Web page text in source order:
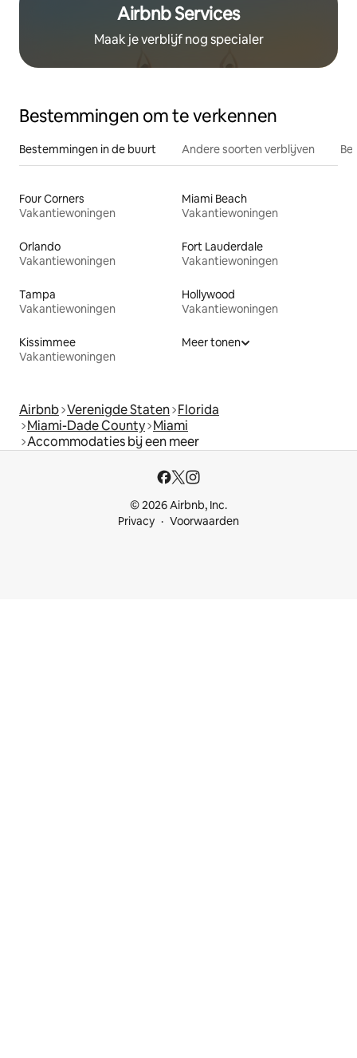
Airbnb Services
Maak je verblijf nog specialer
Bestemmingen om te verkennen
Bestemmingen in de buurt Andere soorten verblijven
Four Corners
Vakantiewoningen
Miami Beach
Vakantiewoningen
Orlando
Vakantiewoningen
Fort Lauderdale
Vakantiewoningen
Tampa
Vakantiewoningen
Hollywood
Vakantiewoningen
Kissimmee
Vakantiewoningen
Meer tonen
Airbnb Verenigde Staten Florida
Miami-Dade County Miami
Accommodaties bij een meer
© 2026 Airbnb, Inc.
Privacy
Voorwaarden